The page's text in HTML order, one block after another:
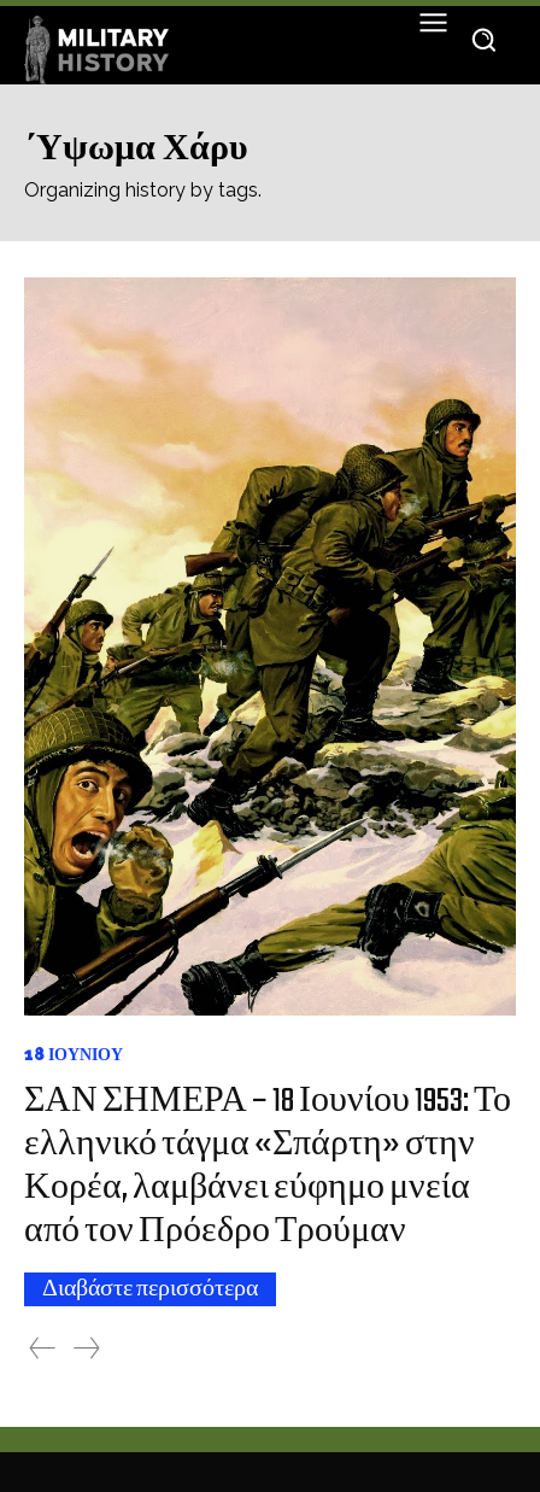
΄Υψωμα Χάρυ
Organizing history by tags.
18 ΙΟΥΝΊΟΥ
ΣΑΝ ΣΗΜΕΡΑ – 18 Ιουνίου 1953: Το
ελληνικό τάγμα «Σπάρτη» στην
Κορέα, λαμβάνει εύφημο μνεία
από τον Πρόεδρο Τρούμαν
Διαβάστε περισσότερα